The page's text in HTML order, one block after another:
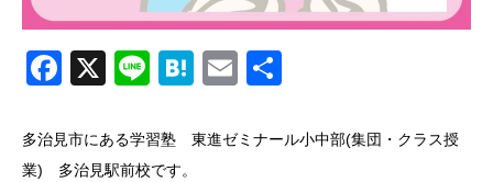
Facebook
X LineHatena
Email
多治見市にある学習塾 東進ゼミナール小中部(集団・クラス授
業) 多治見駅前校です。